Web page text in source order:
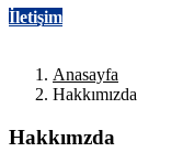
İletişim
Anasayfa
Hakkımızda
Hakkımzda